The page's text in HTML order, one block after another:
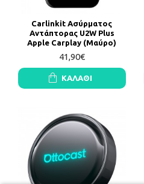
Carlinkit Ασύρματος
Αντάπτορας U2W Plus
Apple Carplay (Μαύρο)
41,90€
ΚΑΛΆΘΙ